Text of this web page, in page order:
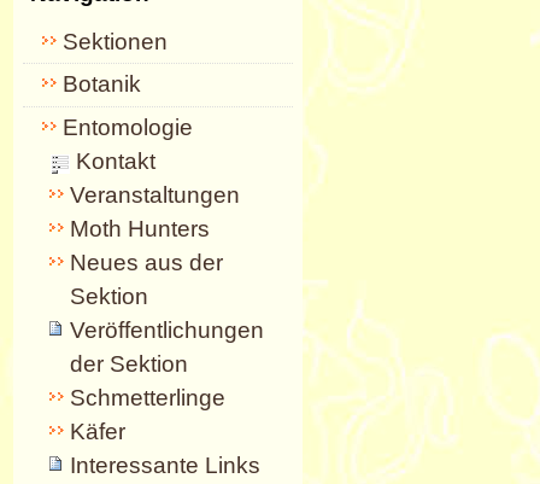
Sektionen
Botanik
Entomologie
Kontakt
Veranstaltungen
Moth Hunters
Neues aus der
Sektion
Veröffentlichungen
der Sektion
Schmetterlinge
Käfer
Interessante Links